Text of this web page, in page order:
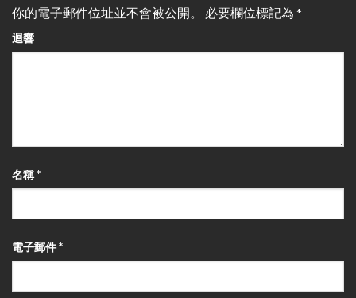
你的電子郵件位址並不會被公開。
必要欄位標記為 *
迴響
名稱*
電子郵件*